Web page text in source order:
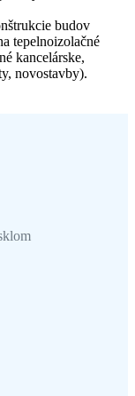
budov
tepelnoizolačné
kancelárske,
novostavby).